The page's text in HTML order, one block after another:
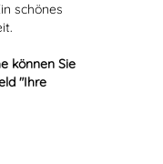
schönes
können Sie
"Ihre